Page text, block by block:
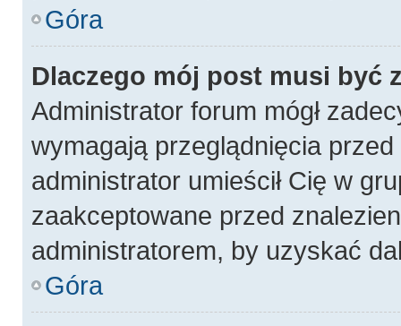
Góra
Dlaczego mój post musi być
Administrator forum mógł
wymagają przeglądnięcia
administrator umieścił Cię w
zaakceptowane przed
administratorem, by uzyskać
Góra